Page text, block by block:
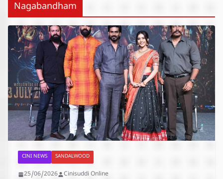
Nagabandham
CINI NEWS SANDALWOOD
25/06/2026 Cinisuddi Online